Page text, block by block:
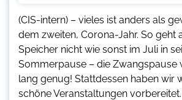
(CIS-intern) – vieles ist anders als
dem zweiten, Corona-Jahr. So geht
Speicher nicht wie sonst im Juli in
Sommerpause – die Zwangspause
lang genug! Stattdessen haben wir
schöne Veranstaltungen